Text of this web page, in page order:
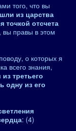
того, что вы
из царства
точкой отсчета
вы правы в этом
о которых я
всего знания,
третьего
одну из его
: (4)